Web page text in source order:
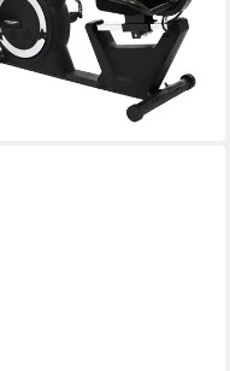
(4)
€ UVP 499,00 €